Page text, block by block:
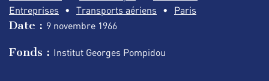
Entreprises
Transports aériens Paris
Date : 9 novembre 1966
Fonds : Institut Georges Pompidou